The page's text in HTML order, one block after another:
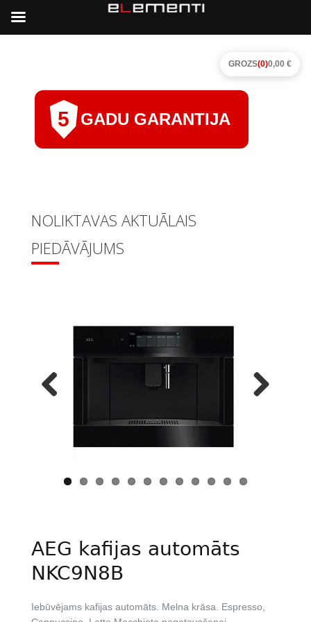
5 GADU GARANTIJA
NOLIKTAVAS AKTUĀLAIS
PIEDĀVĀJUMS
AEG kafijas automāts
NKC9N8B
Iebūvējams kafijas automāts. Melna krāsa. Espresso,
GROZS(0)0,00 €